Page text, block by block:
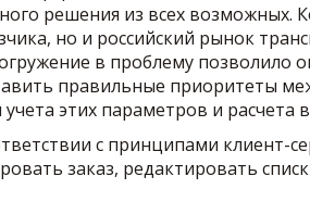
решения из всех
но и российский рынок
в проблему позволило
правильные приоритеты
этих параметров и расчета
с принципами клиент-
заказ, редактировать